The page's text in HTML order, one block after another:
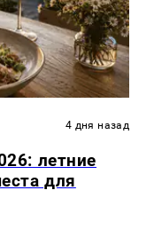
4 дня назад
летние
для